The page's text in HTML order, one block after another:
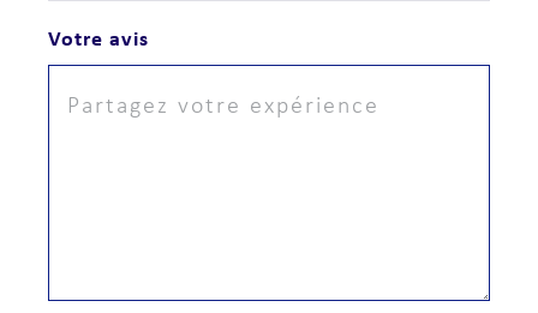
Votre avis